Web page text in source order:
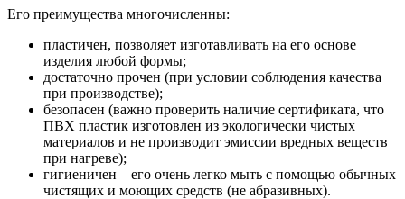
Его преимущества многочисленны:
пластичен, позволяет изготавливать на его основе
изделия любой формы;
достаточно прочен (при условии соблюдения качества
при производстве);
безопасен (важно проверить наличие сертификата, что
ПВХ пластик изготовлен из экологически чистых
материалов и не производит эмиссии вредных веществ
при нагреве);
гигиеничен – его очень легко мыть с помощью обычных
чистящих и моющих средств (не абразивных).